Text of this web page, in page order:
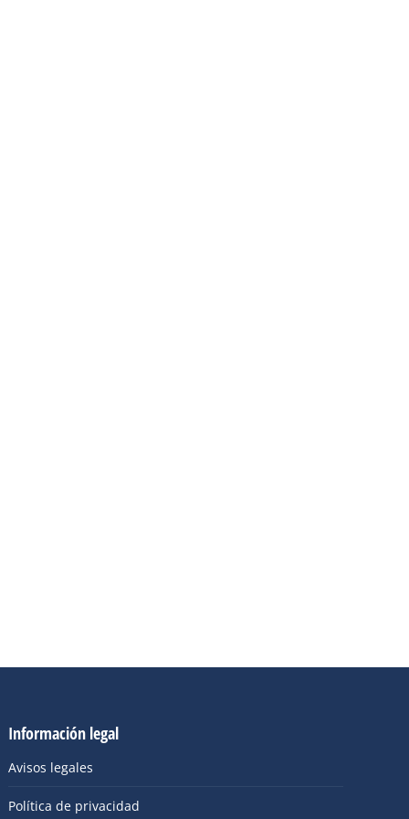
Información legal
Avisos legales
Política de privacidad